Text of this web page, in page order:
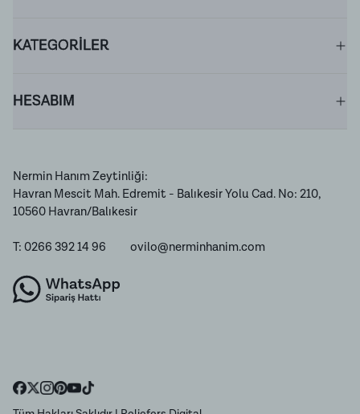
KATEGORİLER
HESABIM
Nermin Hanım Zeytinliği:
Havran Mescit Mah. Edremit - Balıkesir Yolu Cad. No: 210,
10560 Havran/Balıkesir
T: 0266 392 14 96 ovilo@nerminhanim.com